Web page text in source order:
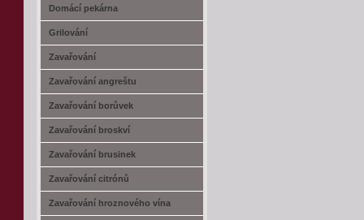
Domácí pekárna
Grilování
Zavařování
Zavařování angreštu
Zavařování borůvek
Zavařování broskví
Zavařování brusinek
Zavařování citrónů
Zavařování hroznového vína